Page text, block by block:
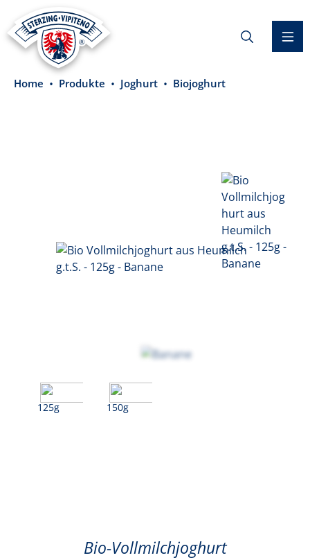
springen
Home Produkte Joghurt Biojoghurt
125g 150g
Bio-Vollmilchjoghurt